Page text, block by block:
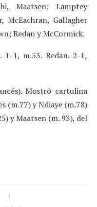
Maatsen; Lamptey
McEachran, Gallagher
Redan y McCormick.
1-1, m.53. Redan. 2-1,
Mostró cartulina
(m.77) y Ndiaye (m.78)
y Maatsen (m. 93), del